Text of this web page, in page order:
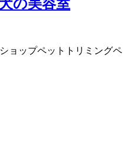
の美容室
ョップペットトリミングペ